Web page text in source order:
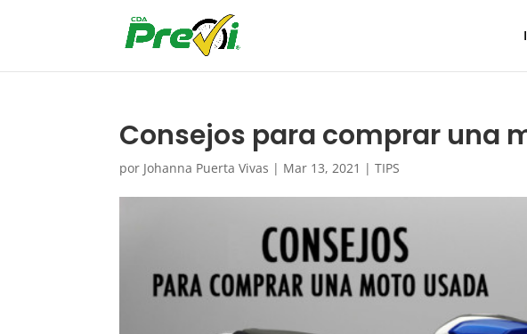
Consejos para comprar una
por Johanna Puerta Vivas | Mar 13, 2021 |TIPS